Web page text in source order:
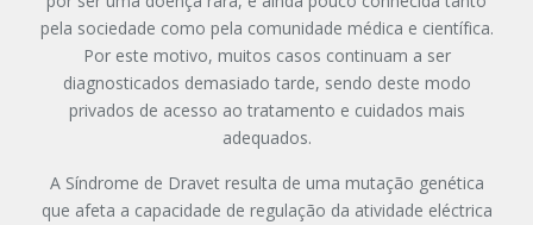
pela sociedade como pela comunidade médica e científica.
Por este motivo, muitos casos continuam a ser
diagnosticados demasiado tarde, sendo deste modo
privados de acesso ao tratamento e cuidados mais
adequados.
A Síndrome de Dravet resulta de uma mutação genética
que afeta a capacidade de regulação da atividade eléctrica